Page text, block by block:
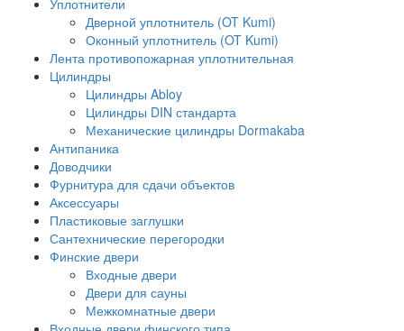
Дверной уплотнитель (OT Kumi)
Оконный уплотнитель (OT Kumi)
Лента противопожарная уплотнительная
Цилиндры
Цилиндры Abloy
Цилиндры DIN стандарта
Механические цилиндры Dormakaba
Антипаника
Доводчики
Фурнитура для сдачи объектов
Аксессуары
Пластиковые заглушки
Сантехнические перегородки
Финские двери
Входные двери
Двери для сауны
Межкомнатные двери